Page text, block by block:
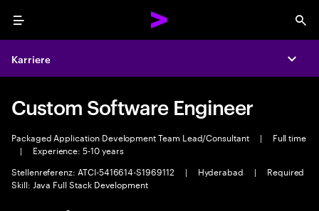
Menu
Karriere
Custom Software Engineer
Packaged Application Development Team Lead/Consultant |
Full time
|
Experience: 5-10 years
Stellenreferenz: ATCI-5416614-S1969112
| Hyderabad |
Required
Skill: Java Full Stack Development